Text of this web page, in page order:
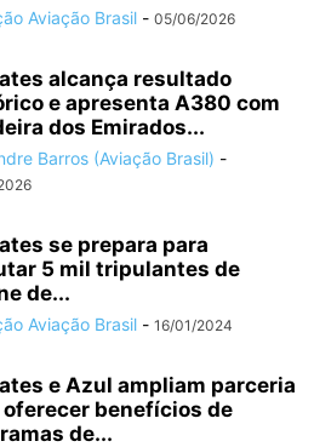
Aviação Brasil - 05/06/2026
alcança resultado
e apresenta A380 com
dos Emirados...
Barros (Aviação Brasil) -
se prepara para
5 mil tripulantes de
de...
Aviação Brasil - 16/01/2024
e Azul ampliam parceria
oferecer benefícios de
de...